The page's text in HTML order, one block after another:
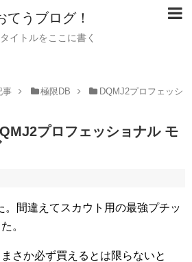
てうブログ！
イトルをここに書く
事 極限DB
DQMJ2プロフェッシ
プロフェッショナル モ
。間違えてスカウト用の最強プチッ
。
さか必ず買えるとは限らないと